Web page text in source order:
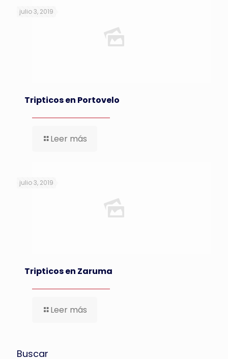
julio 3, 2019
Tripticos en Portovelo
Leer más
julio 3, 2019
Tripticos en Zaruma
Leer más
Buscar